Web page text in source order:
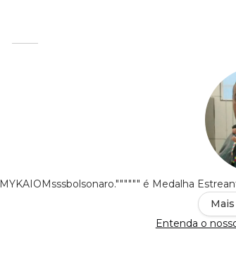
MYKAIOMsssbolsonaro."""""" é Medalha
Entenda o